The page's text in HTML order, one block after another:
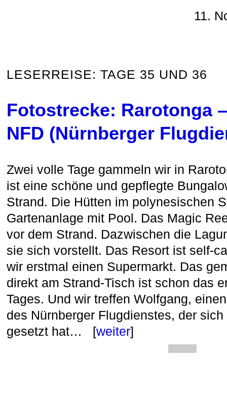
11.
LESERREISE: TAGE 35 UND 36
Fotostrecke: Rarotonga
NFD (Nürnberger
Zwei volle Tage gammeln wir in
ist eine schöne und gepflegte
Strand. Die Hütten im polynesischen
Gartenanlage mit Pool. Das Magic
vor dem Strand. Dazwischen die
sie sich vorstellt. Das Resort ist self-
wir erstmal einen Supermarkt. Das
direkt am Strand-Tisch ist schon das
Tages. Und wir treffen Wolfgang,
des Nürnberger Flugdienstes, der
gesetzt hat… [weiter]